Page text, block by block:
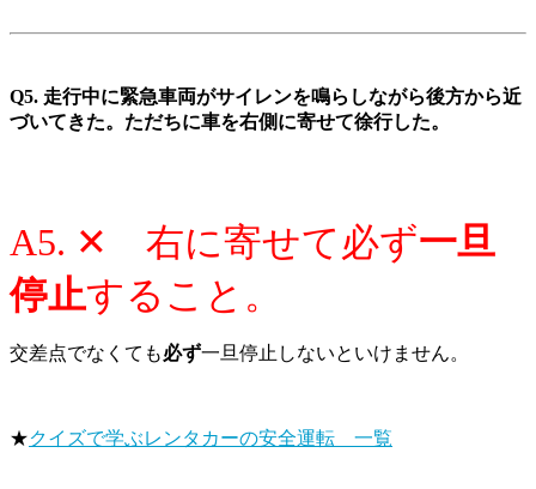
Q5. 走行中に緊急車両がサイレンを鳴らしながら後方から近
づいてきた。ただちに車を右側に寄せて徐行した。
A5. ✕ 右に寄せて必ず一旦
停止すること。
交差点でなくても必ず一旦停止しないといけません。
★クイズで学ぶレンタカーの安全運転 一覧